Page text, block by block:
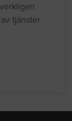
tjänster